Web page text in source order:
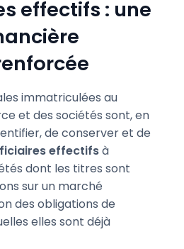
effectifs : une
immatriculées au
et des sociétés sont, en
de conserver et de
effectifsà
dont les titres sont
sur un marché
des obligations de
elles sont déjà